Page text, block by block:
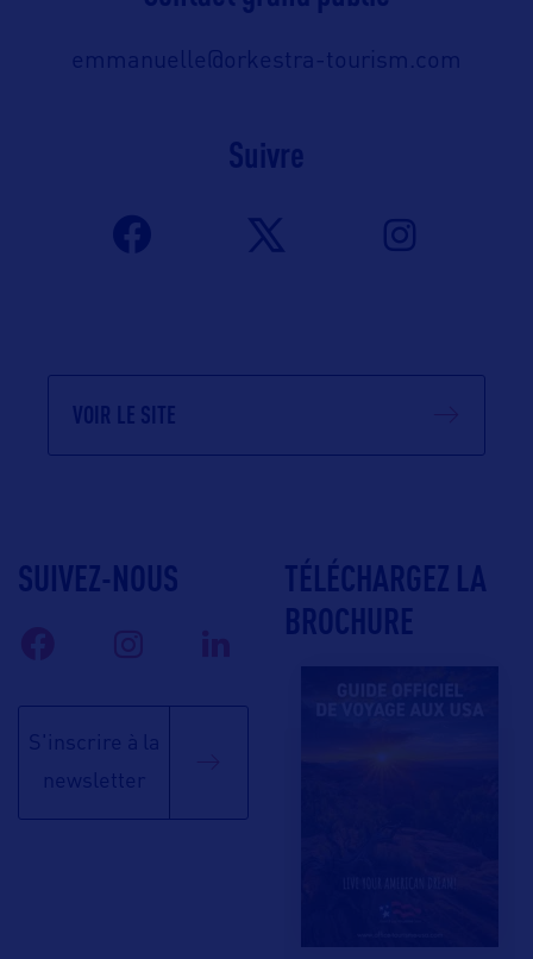
emmanuelle@orkestra-tourism.com
Suivre
VOIR LE SITE
SUIVEZ-NOUS
S'inscrire à la
newsletter
TÉLÉCHARGEZ LA
BROCHURE